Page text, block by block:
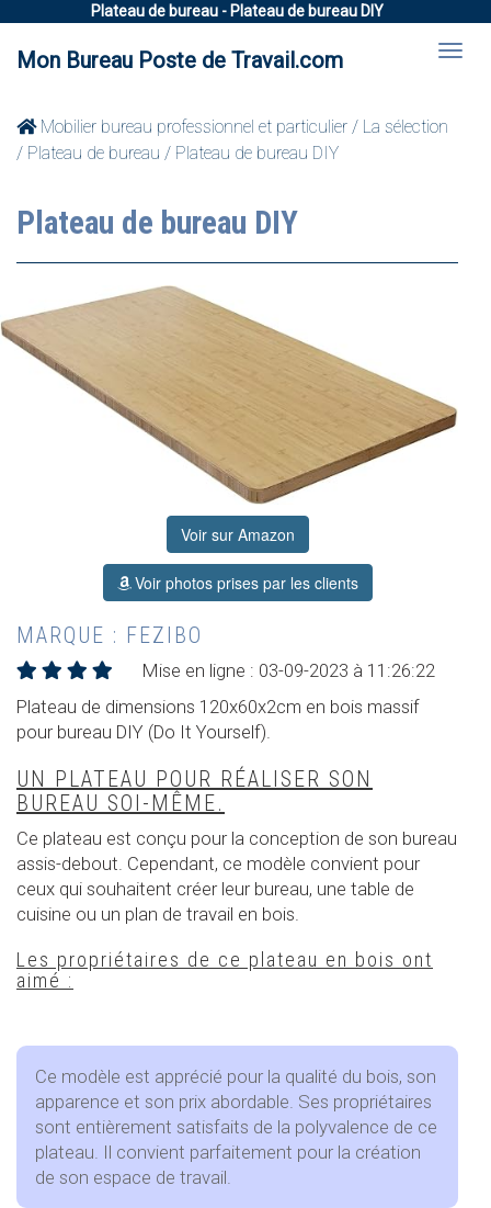
Plateau de bureau - Plateau de bureau DIY
Mon Bureau Poste de Travail.com
Mobilier bureau professionnel et particulier / La sélection
/ Plateau de bureau / Plateau de bureau DIY
Plateau de bureau DIY
Voir sur Amazon
Voir photos prises par les clients
MARQUE : FEZIBO
Mise en ligne : 03-09-2023 à 11:26:22
Plateau de dimensions 120x60x2cm en bois massif
pour bureau DIY (Do It Yourself).
UN PLATEAU POUR RÉALISER SON
BUREAU SOI-MÊME.
Ce plateau est conçu pour la conception de son bureau
assis-debout. Cependant, ce modèle convient pour
ceux qui souhaitent créer leur bureau, une table de
cuisine ou un plan de travail en bois.
Les propriétaires de ce plateau en bois ont
aimé :
Ce modèle est apprécié pour la qualité du bois, son
apparence et son prix abordable. Ses propriétaires
sont entièrement satisfaits de la polyvalence de ce
plateau. Il convient parfaitement pour la création
de son espace de travail.